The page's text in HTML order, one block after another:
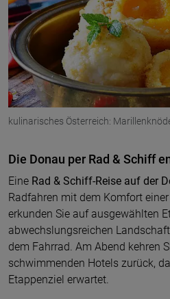
kulinarisches Österreich:
Die Donau per Rad & Schiff
Eine Rad & Schiff-Reise auf der
Radfahren mit dem Komfort
erkunden Sie auf ausgewählten
abwechslungsreichen
dem Fahrrad. Am Abend kehren
schwimmenden Hotels zurück,
Etappenziel erwartet.